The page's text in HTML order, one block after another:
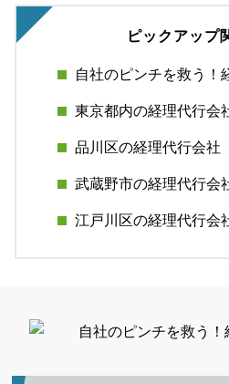
ピックアップ
自社のピンチを救う！
東京都内の経理代行会
品川区の経理代行会社
武蔵野市の経理代行会
江戸川区の経理代行会